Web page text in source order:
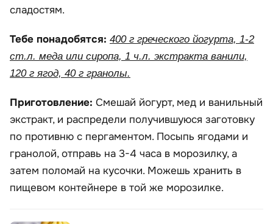
сладостям.
Тебе понадобятся: 400 г греческого йогурта, 1-2
ст.л. меда или сиропа, 1 ч.л. экстракта ванили,
120 г ягод, 40 г гранолы.
Приготовление: Смешай йогурт, мед и ванильный
экстракт, и распредели получившуюся заготовку
по противню с пергаментом. Посыпь ягодами и
гранолой, отправь на 3-4 часа в морозилку, а
затем поломай на кусочки. Можешь хранить в
пищевом контейнере в той же морозилке.